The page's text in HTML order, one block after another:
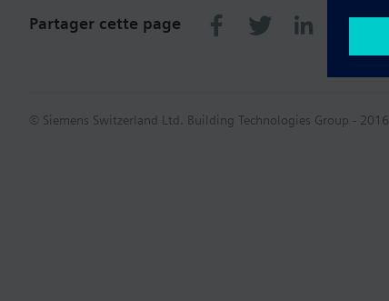
Partager cette page
© Siemens Switzerland Ltd. Building Technologies Group - 2016